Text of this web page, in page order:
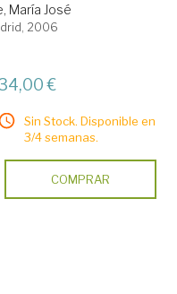
María José
2006
€
Sin Stock. Disponible en
3/4 semanas.
COMPRAR